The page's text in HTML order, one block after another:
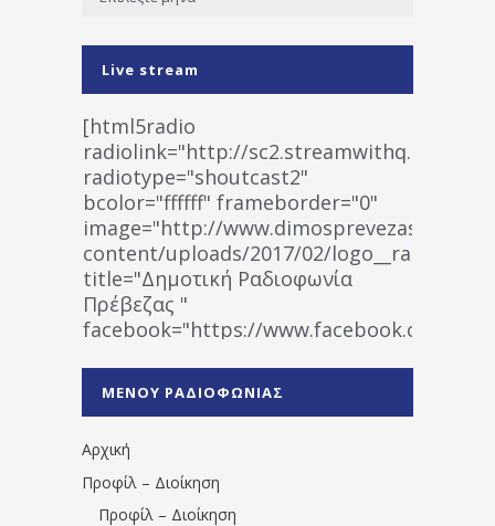
Live stream
[html5radio
radiolink="http://
radiotype="shoutcast2"
bcolor="ffffff" frameborder="0"
image="http://www.dimosprevezas.gr/wp-
content/uploads/2017/02/
title="Δημοτική Ραδιοφωνία
Πρέβεζας "
facebook="https://www.facebook.com/
1531194763766854/" artist="" ]
ΜΕΝΟΥ ΡΑΔΙΟΦΩΝΙΑΣ
Αρχική
Προφίλ – Διοίκηση
Προφίλ – Διοίκηση